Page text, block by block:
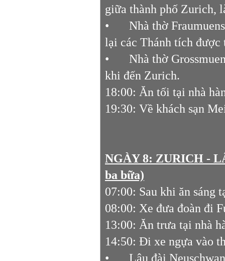
giữa thành phố Zurich,
•
Nhà thờ
lại các Thánh tích được
•
Nhà thờ
khi đến Zurich.
18:00: Ăn tối tại nhà
19:30: Về khách sạn
NGÀY 8: ZURICH -
ba bữa)
07:00: Sau khi ăn sáng
08:00: Xe đưa đoàn đi
13:00: Ăn trưa tại nhà
14:50: Đi xe ngựa vào
•
Lâu đài